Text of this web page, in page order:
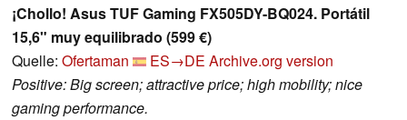
¡Chollo! Asus TUF Gaming FX505DY-BQ024. Portátil
15,6" muy equilibrado (599 €)
Quelle: Ofertaman ES→DE Archive.org version
Positive: Big screen; attractive price; high mobility; nice
gaming performance.